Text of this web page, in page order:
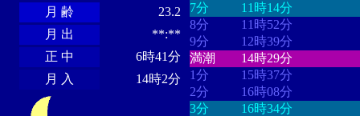
月 齢
23.2
月 出
**:**
正 中
6時41分
月 入
14時2分
7分
11時14分
8分
11時52分
9分
12時39分
満潮
14時29分
1分
15時37分
2分
16時08分
3分
16時34分